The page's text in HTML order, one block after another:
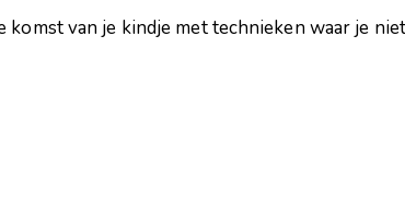
van je kindje met technieken waar je